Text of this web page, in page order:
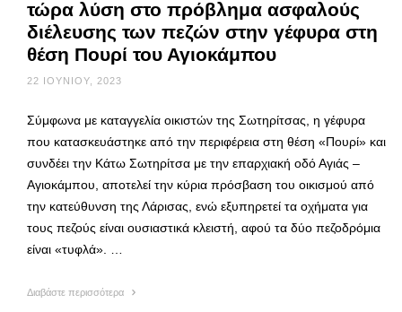
τώρα λύση στο πρόβλημα ασφαλούς
διέλευσης των πεζών στην γέφυρα στη
θέση Πουρί του Αγιοκάμπου
22 ΙΟΥΝΊΟΥ, 2023
Σύμφωνα με καταγγελία οικιστών της Σωτηρίτσας, η γέφυρα
που κατασκευάστηκε από την περιφέρεια στη θέση «Πουρί» και
συνδέει την Κάτω Σωτηρίτσα με την επαρχιακή οδό Αγιάς –
Αγιοκάμπου, αποτελεί την κύρια πρόσβαση του οικισμού από
την κατεύθυνση της Λάρισας, ενώ εξυπηρετεί τα οχήματα για
τους πεζούς είναι ουσιαστικά κλειστή, αφού τα δύο πε­ζοδρόμια
είναι «τυφλά». …
Διαβάστε περισσότερα